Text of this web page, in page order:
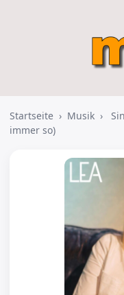
Startseite › Musik ›
immer so)